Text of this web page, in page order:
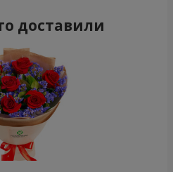
доставили